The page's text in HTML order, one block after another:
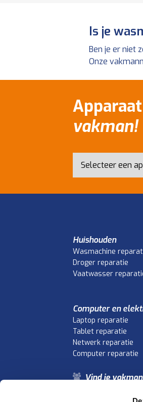
Is je
Ben je er niet
Onze
vakman!
Huishouden
Wasmachine
Droger reparatie
Vaatwasser
Computer en
Laptop reparatie
Tablet reparatie
Netwerk reparatie
Computer reparatie
Vind je vakman